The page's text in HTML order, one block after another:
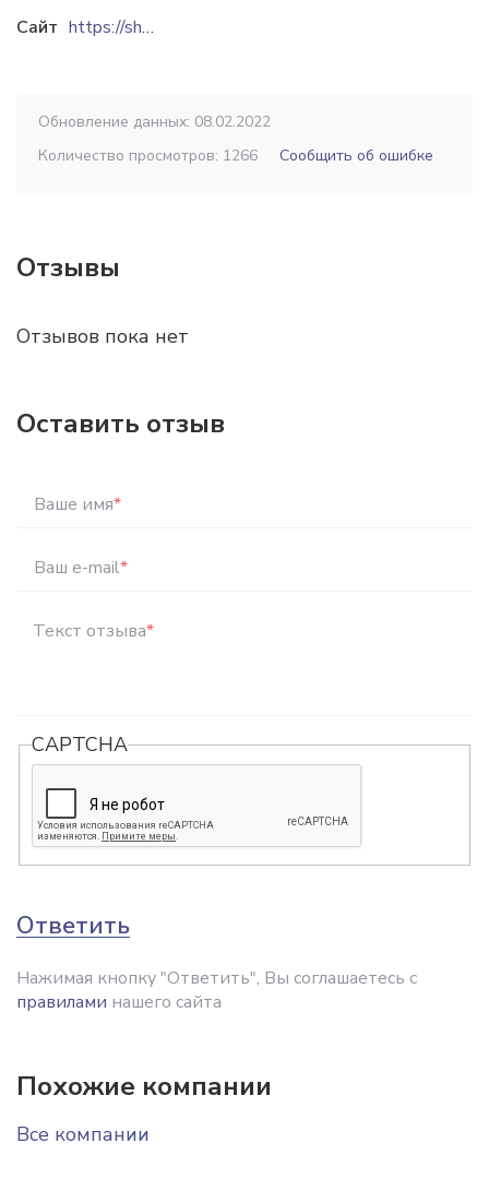
Сайт https://shumilles.by
Обновление данных: 08.02.2022
Количество просмотров: 1266
Сообщить об ошибке
Отзывы
Отзывов пока нет
Оставить отзыв
Ваше имя*
Ваш e-mail*
Текст отзыва*
CAPTCHA
Ответить
Нажимая кнопку "Ответить", Вы соглашаетесь с
правилами нашего сайта
Похожие компании
Все компании